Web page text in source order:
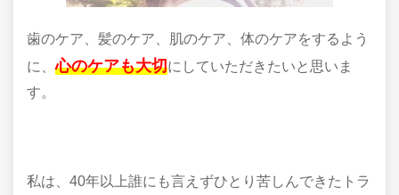
歯のケア、髪のケア、肌のケア、体のケアをするよう
に、心のケアも大切にしていただきたいと思いま
す。
私は、40年以上誰にも言えずひとり苦しんできたトラ